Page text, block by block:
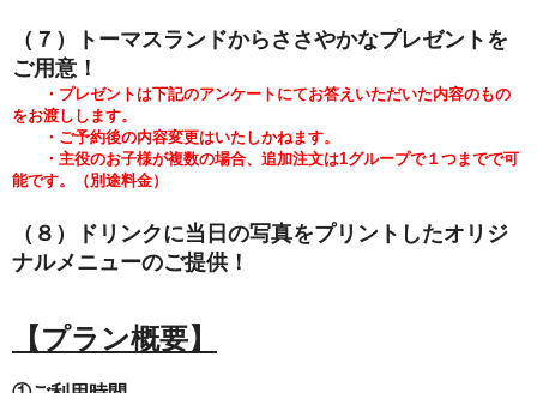
（７）トーマスランドからささやかなプレゼントを
ご用意！
・プレゼントは下記のアンケートにてお答えいただいた内容のもの
をお渡しします。
・ご予約後の内容変更はいたしかねます。
・主役のお子様が複数の場合、追加注文は1グループで１つまでで可
能です。（別途料金）
（８）ドリンクに当日の写真をプリントしたオリジ
ナルメニューのご提供！
【プラン概要】